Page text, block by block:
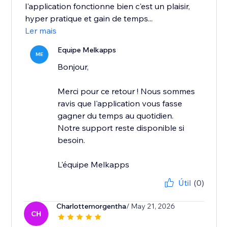
l'application fonctionne bien c'est un plaisir,
hyper pratique et gain de temps...
Ler mais
ME Equipe Melkapps
Bonjour,
Merci pour ce retour ! Nous sommes
ravis que l'application vous fasse
gagner du temps au quotidien.
Notre support reste disponible si
besoin.
L'équipe Melkapps
Útil (0)
CH
Charlottemorgentha/ May 21, 2026